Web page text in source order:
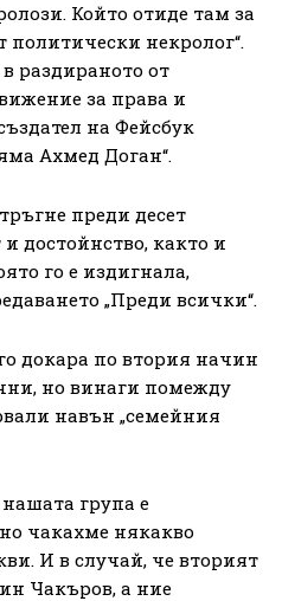
Който отиде там за
политически некролог“.
раздираното от
за права и
на Фейсбук
Ахмед Доган“.
преди десет
достойнство, както и
го е издигнала,
„Преди всички“.
докара по втория начин
но винаги помежду
навън „семейния
група е
чакахме някакво
И в случай, че вторият
Чакъров, а ние